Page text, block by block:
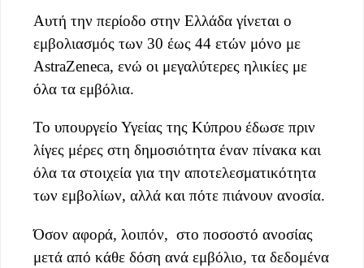
Αυτή την περίοδο στην Ελλάδα γίνεται ο
εμβολιασμός των 30 έως 44 ετών μόνο με
AstraZeneca, ενώ οι μεγαλύτερες ηλικίες με
όλα τα εμβόλια.
Το υπουργείο Υγείας της Κύπρου έδωσε πριν
λίγες μέρες στη δημοσιότητα έναν πίνακα και
όλα τα στοιχεία για την αποτελεσματικότητα
των εμβολίων, αλλά και πότε πιάνουν ανοσία.
Όσον αφορά, λοιπόν, στο ποσοστό ανοσίας
μετά από κάθε δόση ανά εμβόλιο, τα δεδομένα